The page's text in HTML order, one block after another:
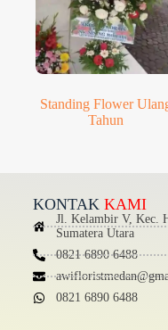
Standing Flower
Tahun
KONTAK KAMI
Jl. Kelambir V, Kec.
Sumatera Utara
0821 6890 6488
0821 6890 6488